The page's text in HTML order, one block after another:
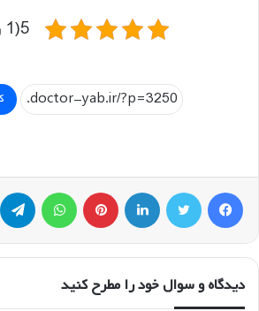
5(1 رای)
فیسبوک توییتر لینکداین پینتریست
دیدگاه و سوال خود را مطرح کنید